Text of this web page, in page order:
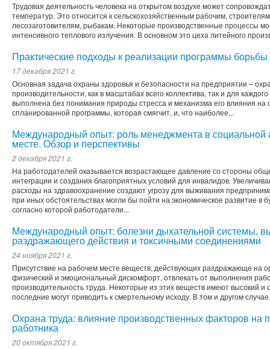
Трудовая деятельность человека на открытом воздухе может
температур. Это относится к сельскохозяйственным рабочим,
лесозаготовителям, рыбакам. Некоторые производственные процессы
интенсивного теплового излучения. В основном это цеха литейного
Практические подходы к реализации программы
17 декабря 2021 г.
Основная задача охраны здоровья и безопасности на предприятии –
производительности, как в масштабах всего коллектива, так и для
выполнена без понимания природы стресса и механизма его влияния на
спланированной программы, которая смягчит, и, что наиболее...
Международный опыт: роль менеджмента в социальной
месте. Обзор и перспективы
2 декабря 2021 г.
На работодателей оказывается возрастающее давление со стороны
интеграции и создания благоприятных условий для инвалидов.
расходы на здравоохранение создают угрозу для выживания
при иных обстоятельствах могли бы пойти на экономическое развитие
согласно которой работодатели...
Международный опыт: болезни дыхательной системы,
раздражающего действия и токсичными соединениями
24 ноября 2021 г.
Присутствие на рабочем месте веществ, действующих раздражающе на
физический и эмоциональный дискомфорт, отвлекать от выполнения
производительность труда. Некоторые из этих веществ имеют высокий и
последние могут приводить к смертельному исходу. В том и другом
Охрана труда: влияние производственных факторов на
работника
20 октября 2021 г.